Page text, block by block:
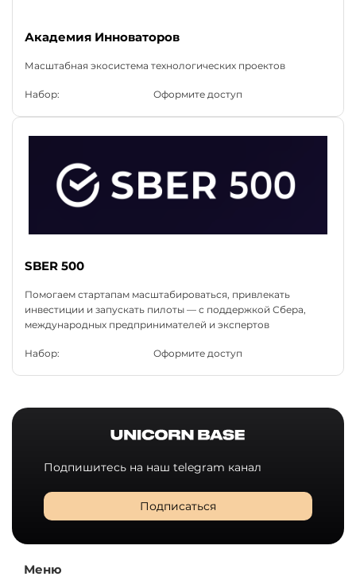
Академия Инноваторов
Масштабная экосистема технологических проектов
Набор: Оформите доступ
SBER 500
Помогаем стартапам масштабироваться, привлекать
инвестиции и запускать пилоты — с поддержкой Сбера,
международных предпринимателей и экспертов
Набор: Оформите доступ
Подпишитесь на наш telegram канал
Подписаться
Меню